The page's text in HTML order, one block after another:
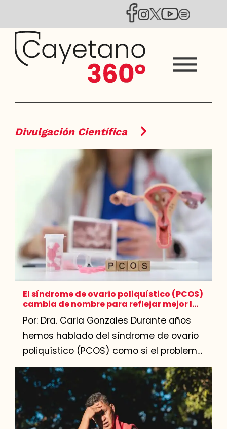
Divulgación Científica
El síndrome de ovario poliquístico (PCOS)
cambia de nombre para reflejar mejor la
enfermedad
Por: Dra. Carla Gonzales Durante años
hemos hablado del síndrome de ovario
poliquístico (PCOS) como si el problema
estuviera definido principalmente por
los ovarios y la presencia de “quistes”.
De […]